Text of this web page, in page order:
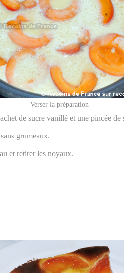
Verser la préparation
de sucre vanillé et une pincée de
grumeaux.
et retirer les noyaux.